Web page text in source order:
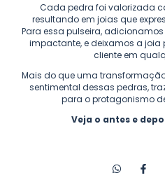
Cada pedra foi valorizada
resultando em joias que
Para essa pulseira,
impactante, e deixamos a
cliente em
Mais do que uma
sentimental dessas pedras,
para o protagonismo
Veja o antes e